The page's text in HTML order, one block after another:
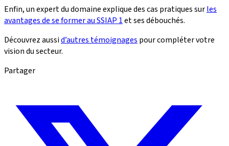
Enfin, un expert du domaine explique des cas pratiques surles
avantages de se former au SSIAP 1et ses débouchés.
Découvrez aussid’autres témoignages pour compléter votre
vision du secteur.
Partager